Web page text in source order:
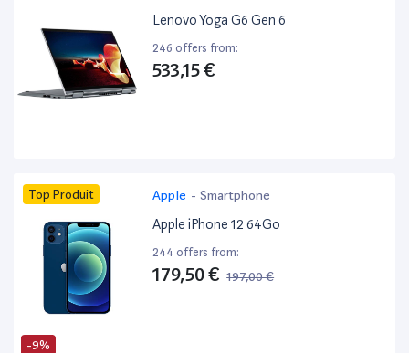
Lenovo Yoga G6 Gen 6
246 offers from:
533,15 €
-9%
Top Produit Apple - Smartphone
Apple iPhone 12 64Go
244 offers from:
179,50 € 197,00 €